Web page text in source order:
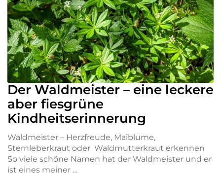
Der Waldmeister – eine leckere
aber fiesgrüne
Kindheitserinnerung
Waldmeister – Herzfreude, Maiblume,
Sternleberkraut oder Waldmutterkraut erkennen
So viele schöne Namen hat der Waldmeister und er
ist eines meiner …